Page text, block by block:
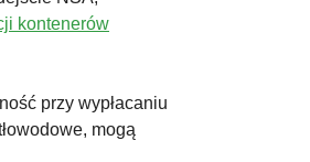
kontenerów
przy wypłacaniu
mogą